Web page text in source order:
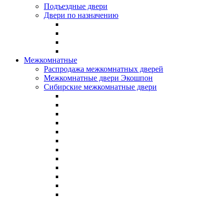
Подъездные двери
Двери по назначению
Межкомнатные
Распродажа межкомнатных дверей
Межкомнатные двери Экошпон
Сибирские межкомнатные двери